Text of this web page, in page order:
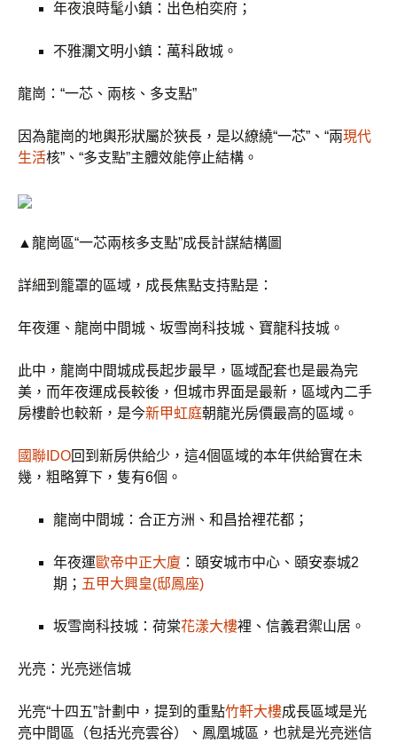
年夜浪時髦小鎮：出色柏奕府；
不雅瀾文明小鎮：萬科啟城。
龍崗：“一芯、兩核、多支點”
因為龍崗的地輿形狀屬於狹長，是以繚繞“一芯”、“兩現代
生活核”、“多支點”主體效能停止結構。
▲龍崗區“一芯兩核多支點”成長計謀結構圖
詳細到籠罩的區域，成長焦點支持點是：
年夜運、龍崗中間城、坂雪崗科技城、寶龍科技城。
此中，龍崗中間城成長起步最早，區域配套也是最為完
美，而年夜運成長較後，但城市界面是最新，區域內二手
房樓齡也較新，是今新甲虹庭朝龍光房價最高的區域。
國聯IDO回到新房供給少，這4個區域的本年供給實在未
幾，粗略算下，隻有6個。
龍崗中間城：合正方洲、和昌拾裡花都；
年夜運歐帝中正大廈 ：頤安城市中心、頤安泰城2
期； 五甲大興皇(邸鳳座)
坂雪崗科技城：荷棠花漾大樓裡、信義君禦山居。
光亮：光亮迷信城
光亮“十四五”計劃中，提到的重點竹軒大樓成長區域是光
亮中間區（包括光亮雲谷）、鳳凰城區，也就是光亮迷信